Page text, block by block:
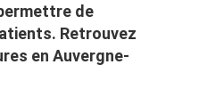
de
Retrouvez
en Auvergne-